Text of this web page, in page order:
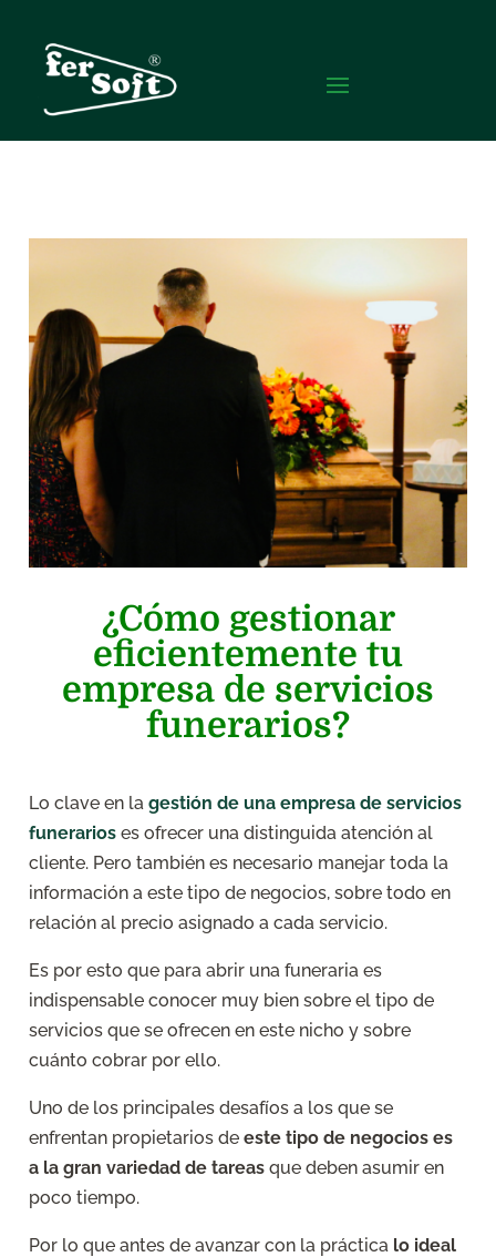
¿Cómo gestionar
eficientemente tu
empresa de servicios
funerarios?
Lo clave en lagestión de una empresa de servicios
funerarios es ofrecer una distinguida atención al
cliente. Pero también es necesario manejar toda la
información a este tipo de negocios, sobre todo en
relación al precio asignado a cada servicio.
Es por esto que para abrir una funeraria es
indispensable conocer muy bien sobre el tipo de
servicios que se ofrecen en este nicho y sobre
cuánto cobrar por ello.
Uno de los principales desafíos a los que se
enfrentan propietarios de este tipo de negocios es
a la gran variedad de tareas que deben asumir en
poco tiempo.
Por lo que antes de avanzar con la práctica lo ideal